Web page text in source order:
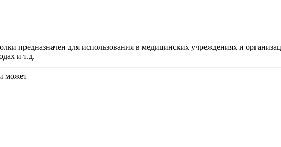
предназначен для использования в медицинских учреждениях и
и т.д.
может